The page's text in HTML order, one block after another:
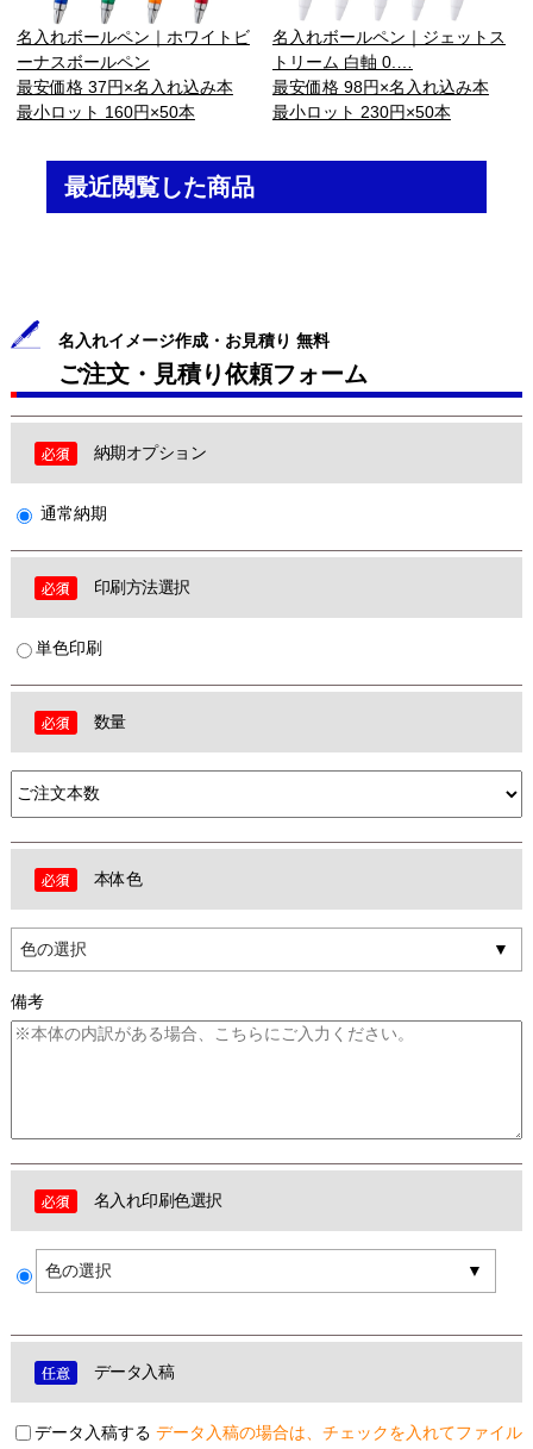
名入れボールペン｜ホワイトビ
ーナスボールペン
最安価格 37円×名入れ込み本
最小ロット 160円×50本
名入れボールペン｜ジェットス
トリーム 白軸 0.…
最安価格 98円×名入れ込み本
最小ロット 230円×50本
最近閲覧した商品
名入れイメージ作成・お見積り 無料
ご注文・見積り依頼フォーム
納期オプション
通常納期
印刷方法選択
単色印刷
数量
本体色
色の選択
備考
名入れ印刷色選択
色の選択
データ入稿
データ入稿する データ入稿の場合は、チェックを入れてファイル